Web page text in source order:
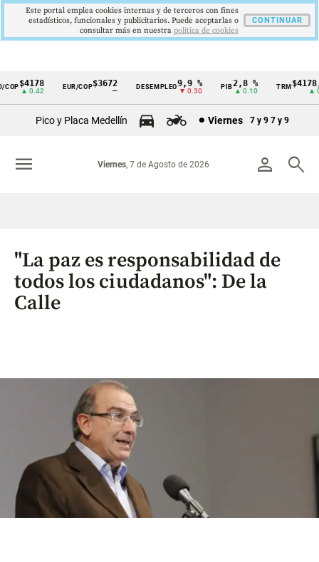
Cintillo
Colombia
$4178
▲ 0.42
EUR/COP$3672 DESEMPLEO 9,9 %
▼ 0.30
PIB2,8 %
▲ 0.10
TRM
▲
Pico y Placa Medellín Viernes 7 y 9 7 y 9
person search
Viernes, 7 de Agosto de 2026
menu
"La paz es responsabilidad de
todos los ciudadanos": De la
Calle
Este portal emplea cookies internas y de terceros con fines
estadísticos, funcionales y publicitarios. Puede aceptarlas o
consultar más en nuestra politica de cookies
CONTINUAR